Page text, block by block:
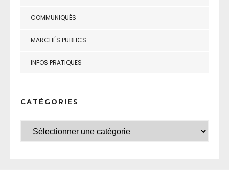
COMMUNIQUÉS
MARCHÉS PUBLICS
INFOS PRATIQUES
CATÉGORIES